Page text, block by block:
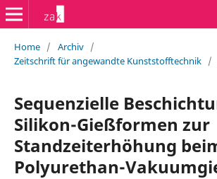
Home / Archiv /
Zeitschrift für angewandte Kunststofftechnik /
Sequenzielle
Silikon-Gießformen zur
Standzeiterhöhung
Polyurethan-